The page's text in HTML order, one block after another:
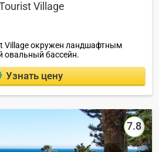
Village
Village окружен ландшафтным
овальный бассейн.
Узнать цену
7.8